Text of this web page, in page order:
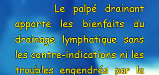
Le palpé drainant
apporte les bienfaits du
drainage lymphatique sans
les contre-indications ni les
troubles engendrés par le